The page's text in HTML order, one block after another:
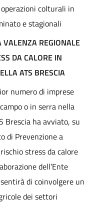
colturali in
e stagionali
REGIONALE
DA CALORE IN
ATS BRESCIA
numero di imprese
o in serra nella
Brescia ha avviato, su
di Prevenzione a
stress da calore
dell’Ente
di coinvolgere un
dei settori